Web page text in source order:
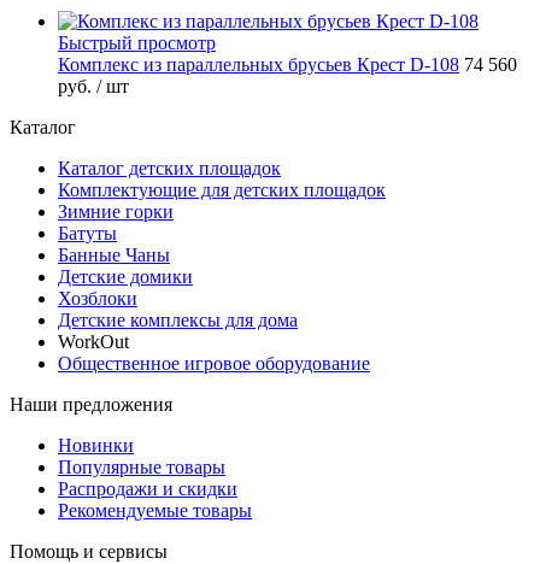
Быстрый просмотр
Комплекс из параллельных брусьев Крест D-108 74 560
руб. / шт
Каталог
Каталог детских площадок
Комплектующие для детских площадок
Зимние горки
Батуты
Банные Чаны
Детские домики
Хозблоки
Детские комплексы для дома
WorkOut
Общественное игровое оборудование
Наши предложения
Новинки
Популярные товары
Распродажи и скидки
Рекомендуемые товары
Помощь и сервисы